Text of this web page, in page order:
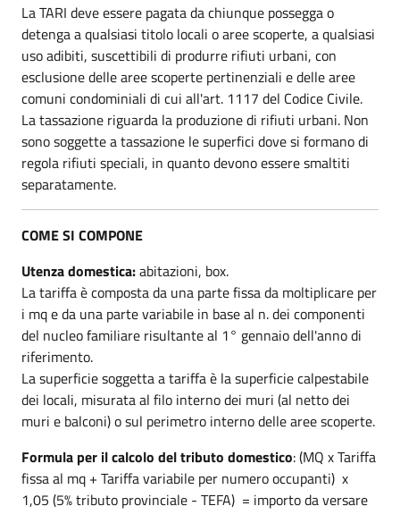
La TARI deve essere pagata da chiunque possegga o
detenga a qualsiasi titolo locali o aree scoperte, a qualsiasi
uso adibiti, suscettibili di produrre rifiuti urbani, con
esclusione delle aree scoperte pertinenziali e delle aree
comuni condominiali di cui all'art. 1117 del Codice Civile.
La tassazione riguarda la produzione di rifiuti urbani. Non
sono soggette a tassazione le superfici dove si formano di
regola rifiuti speciali, in quanto devono essere smaltiti
separatamente.
COME SI COMPONE
Utenza domestica:abitazioni, box.
La tariffa è composta da una parte fissa da moltiplicare per
i mq e da una parte variabile in base al n. dei componenti
del nucleo familiare risultante al 1° gennaio dell'anno di
riferimento.
La superficie soggetta a tariffa è la superficie calpestabile
dei locali, misurata al filo interno dei muri (al netto dei
muri e balconi) o sul perimetro interno delle aree scoperte.
Formula per il calcolo del tributo domestico: (MQ x Tariffa
fissa al mq + Tariffa variabile per numero occupanti) x
1,05 (5% tributo provinciale - TEFA) = importo da versare